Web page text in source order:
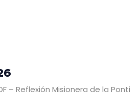
– Reflexión Misionera de la